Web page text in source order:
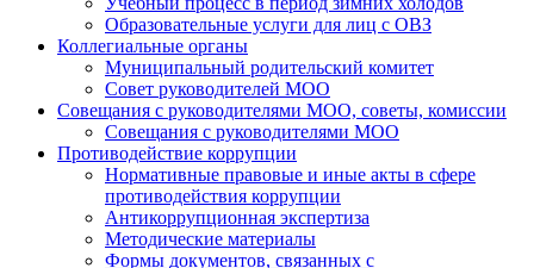
Образовательные услуги для лиц с ОВЗ
Коллегиальные органы
Муниципальный родительский комитет
Совет руководителей МОО
Совещания с руководителями МОО, советы, комиссии
Совещания с руководителями МОО
Противодействие коррупции
Нормативные правовые и иные акты в сфере
противодействия коррупции
Антикоррупционная экспертиза
Методические материалы
Формы документов, связанных с